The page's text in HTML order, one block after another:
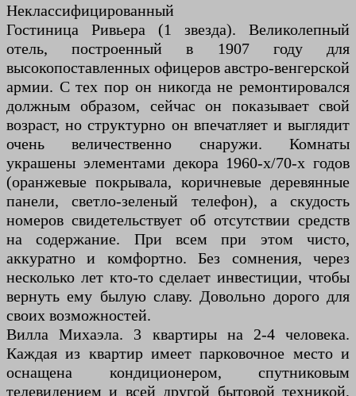
Неклассифицированный
Гостиница Ривьера (1 звезда). Великолепный
отель, построенный в 1907 году для
высокопоставленных офицеров австро-венгерской
армии. С тех пор он никогда не ремонтировался
должным образом, сейчас он показывает свой
возраст, но структурно он впечатляет и выглядит
очень величественно снаружи. Комнаты
украшены элементами декора 1960-х/70-х годов
(оранжевые покрывала, коричневые деревянные
панели, светло-зеленый телефон), а скудость
номеров свидетельствует об отсутствии средств
на содержание. При всем при этом чисто,
аккуратно и комфортно. Без сомнения, через
несколько лет кто-то сделает инвестиции, чтобы
вернуть ему былую славу. Довольно дорого для
своих возможностей.
Вилла Михаэла. 3 квартиры на 2-4 человека.
Каждая из квартир имеет парковочное место и
оснащена кондиционером, спутниковым
телевидением и всей другой бытовой техникой,